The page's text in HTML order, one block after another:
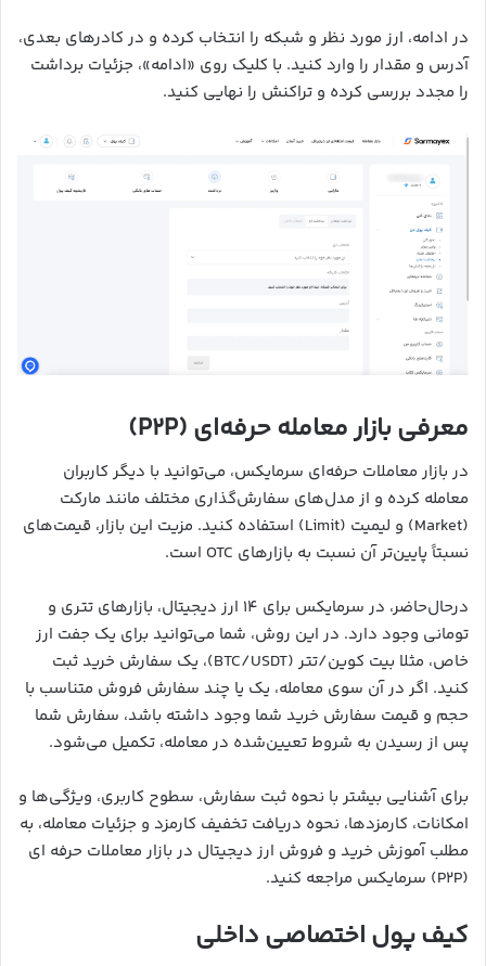
در ادامه، ارز مورد نظر و شبکه را انتخاب کرده و در کادرهای بعدی،
آدرس و مقدار را وارد کنید. با کلیک روی «ادامه»، جزئیات برداشت
را مجدد بررسی کرده و تراکنش را نهایی کنید.
معرفی بازار معامله حرفه‌ای (P2P)
در بازار معاملات حرفه‌ای سرمایکس، می‌توانید با دیگر کاربران
معامله کرده و از مدل‌های سفارش‌گذاری مختلف مانند مارکت
(Market) و لیمیت (Limit) استفاده کنید. مزیت این بازار، قیمت‌های
نسبتاً پایین‌تر آن نسبت به بازارهای OTC است.
درحال‌حاضر، در سرمایکس برای ۱۴ ارز دیجیتال، بازارهای تتری و
تومانی وجود دارد. در این روش، شما می‌توانید برای یک جفت ارز
خاص، مثلا بیت کوین/تتر (BTC/USDT)، یک سفارش خرید ثبت
کنید. اگر در آن سوی معامله، یک یا چند سفارش فروش متناسب با
حجم و قیمت سفارش خرید شما وجود داشته باشد، سفارش شما
پس از رسیدن به شروط تعیین‌شده در معامله، تکمیل می‌شود.
برای آشنایی بیشتر با نحوه ثبت سفارش، سطوح کاربری، ویژگی‌ها و
امکانات، کارمزدها، نحوه دریافت تخفیف کارمزد و جزئیات معامله، به
مطلب آموزش خرید و فروش ارز دیجیتال در بازار معاملات حرفه ای
(P2P) سرمایکس مراجعه کنید.
کیف پول اختصاصی داخلی